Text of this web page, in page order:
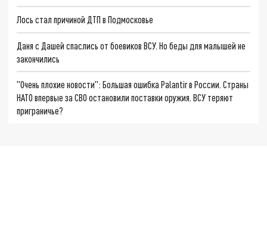
Лось стал причиной ДТП в Подмосковье
Даня с Дашей спаслись от боевиков ВСУ. Но беды для малышей не
закончились
"Очень плохие новости": Большая ошибка Palantir в России. Страны
НАТО впервые за СВО остановили поставки оружия. ВСУ теряют
приграничье?